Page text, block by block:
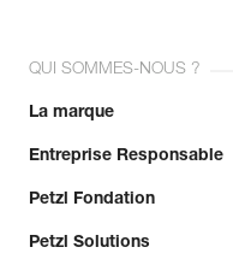
QUI SOMMES-NOUS ?
La marque
Entreprise Responsable
Petzl Fondation
Petzl Solutions